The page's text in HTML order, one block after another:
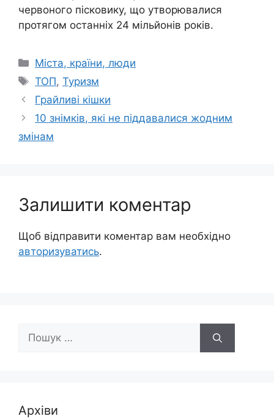
червоного пісковику, що утворювалися
протягом останніх 24 мільйонів років.
Категорії
Міста, країни, люди
Позначки
ТОП,Туризм
Грайливі кішки
10 знімків, які не піддавалися жодним
змінам
Залишити коментар
Щоб відправити коментар вам необхідно
авторизуватись.
Пошук:
Архіви